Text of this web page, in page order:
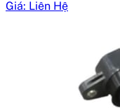
Giá: Liên Hệ